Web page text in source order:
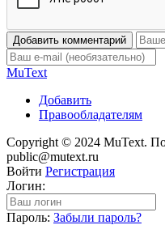
Добавить комментарий
MuText
Добавить
Правообладателям
Copyright © 2024 MuText.
public@mutext.ru
Войти Регистрация
Логин:
Пароль: Забыли пароль?